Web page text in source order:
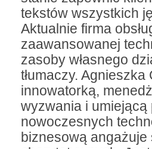
tekstów wszystkich
Aktualnie firma
zaawansowanej
zasoby własnego
tłumaczy.
innowatorką,
wyzwania i
nowoczesnych
biznesową angażuje